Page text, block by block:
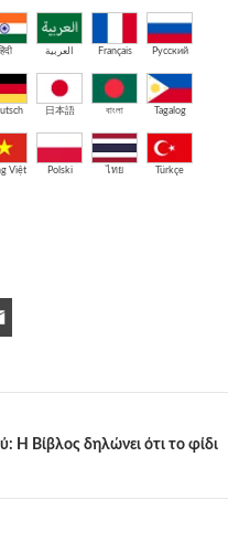
العربية Français Русский
日本語 বাংলা Tagalog
Việt Polski ไทย Türkçe
Η Βίβλος δηλώνει ότι το φίδι